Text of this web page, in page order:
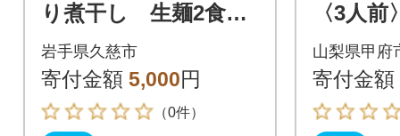
り煮干し 生麺2食入
×2袋 35-26
岩手県久慈市
寄付金額 5,000円
（0件）
〈3人
メンス
ト
山梨県甲府
寄付金額